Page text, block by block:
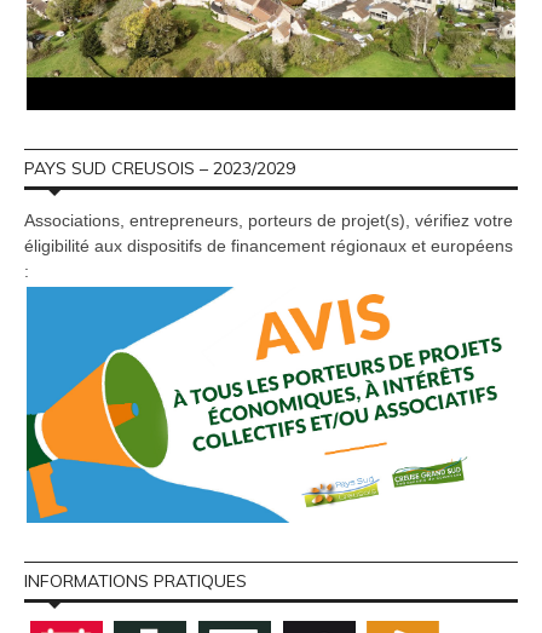
PAYS SUD CREUSOIS – 2023/2029
Associations, entrepreneurs, porteurs de projet(s), vérifiez votre
éligibilité aux dispositifs de financement régionaux et européens
:
INFORMATIONS PRATIQUES